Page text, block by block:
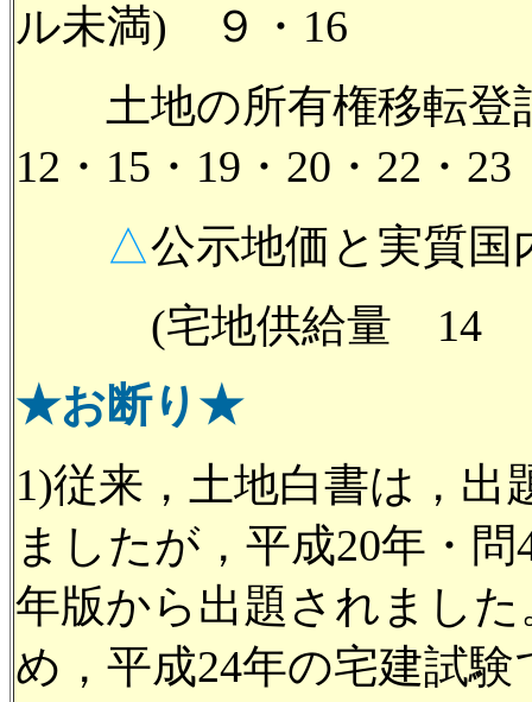
ル未満) ９・16
土地の所有権移転登
12・15・19・20・22・
△公示地価と実質国
(宅地供給量 14
★お断り★
1)従来，土地白書は，
ましたが，平成20年・
年版から出題されまし
め，平成24年の宅建試